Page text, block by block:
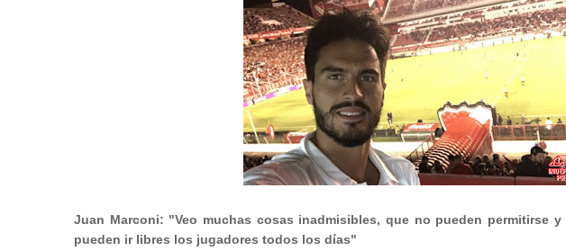
Juan Marconi: "Veo muchas cosas inadmisibles, que no pueden permitirse
pueden ir libres los jugadores todos los días"